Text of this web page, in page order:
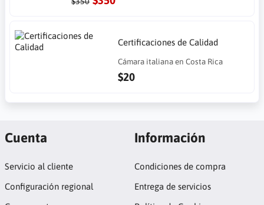
Certificaciones de Calidad
Cámara italiana en Costa Rica
$20
Cuenta
Servicio al cliente
Configuración regional
Información
Condiciones de compra
Entrega de servicios